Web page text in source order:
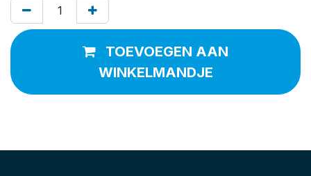
TOEVOEGEN AAN
WINKELMANDJE